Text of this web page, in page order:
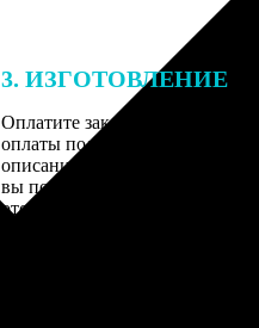
3. ИЗГОТОВЛЕНИЕ
Оплатите заказ банковской
оплаты получите
описанием заказа. Когда
вы получите письмо с трек-
отслеживания.